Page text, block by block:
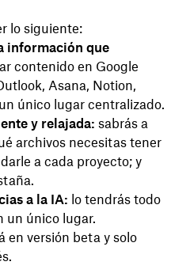
lo siguiente:
información que
contenido en Google
Asana, Notion,
único lugar centralizado.
y relajada: sabrás a
archivos necesitas tener
a cada proyecto; y
a la IA: lo tendrás todo
un único lugar.
en versión beta y solo